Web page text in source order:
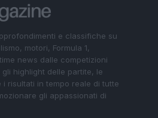
e classifiche su
motori, Formula 1,
news dalle competizioni
highlight delle partite, le
risultati in tempo reale di tutte
gli appassionati di